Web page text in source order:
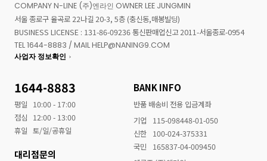
COMPANY N-LINE (주)엔라인 OWNER LEE JUNGMIN
서울 종로구 율곡로 22나길 20-3, 5층 (충신동,매봉빌딩)
BUSINESS LICENSE : 131-86-09236 통신판매업신고 2011-서울종로-0954
TEL 1644-8883 / MAIL HELP@NANING9.COM
사업자 정보확인
1644-8883
평일
10:00 - 17:00
점심
12:00 - 13:00
휴일 토/일/공휴일
대리점문의
BANK INFO
반품 배송비 전용 입금계좌
기업
115-098448-01-050
신한
100-024-375331
국민
165837-04-009450